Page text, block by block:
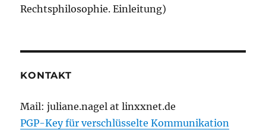
Rechtsphilosophie. Einleitung)
KONTAKT
Mail: juliane.nagel at linxxnet.de
PGP-Key für verschlüsselte Kommunikation